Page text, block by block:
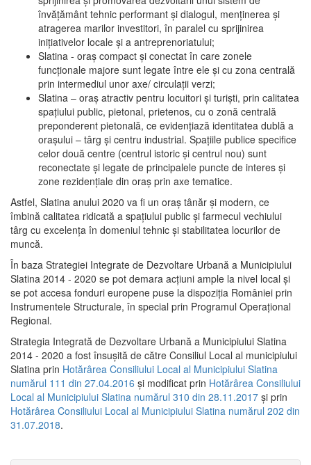
învăţământ tehnic performant şi dialogul, menţinerea şi
atragerea marilor investitori, în paralel cu sprijinirea
iniţiativelor locale şi a antreprenoriatului;
Slatina - oraş compact şi conectat în care zonele
funcţionale majore sunt legate între ele şi cu zona centrală
prin intermediul unor axe/ circulații verzi;
Slatina – oraş atractiv pentru locuitori şi turişti, prin calitatea
spaţiului public, pietonal, prietenos, cu o zonă centrală
preponderent pietonală, ce evidenţiază identitatea dublă a
oraşului – târg şi centru industrial. Spaţiile publice specifice
celor două centre (centrul istoric şi centrul nou) sunt
reconectate şi legate de principalele puncte de interes şi
zone rezidenţiale din oraş prin axe tematice.
Astfel, Slatina anului 2020 va fi un oraş tânăr şi modern, ce
îmbină calitatea ridicată a spaţiului public şi farmecul vechiului
târg cu excelenţa în domeniul tehnic şi stabilitatea locurilor de
muncă.
În baza Strategiei Integrate de Dezvoltare Urbană a Municipiului
Slatina 2014 - 2020 se pot demara acţiuni ample la nivel local şi
se pot accesa fonduri europene puse la dispoziţia României prin
Instrumentele Structurale, în special prin Programul Operațional
Regional.
Strategia Integrată de Dezvoltare Urbană a Municipiului Slatina
2014 - 2020 a fost însuşită de către Consiliul Local al municipiului
Slatina prin Hotărârea Consiliului Local al Municipiului Slatina
numărul 111 din 27.04.2016 și modificat prin Hotărârea Consiliului
Local al Municipiului Slatina numărul 310 din 28.11.2017 și prin
Hotărârea Consiliului Local al Municipiului Slatina numărul 202 din
31.07.2018.